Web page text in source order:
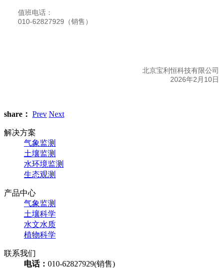
值班电话：
010-62827929（销售）
北京宝利恒科技有限公司
2026年2月10日
share： Prev Next
解决方案
气象监测
土壤监测
水环境监测
生态观测
产品中心
气象监测
土壤科学
水文水质
植物科学
联系我们
电话： 010-62827929(销售)